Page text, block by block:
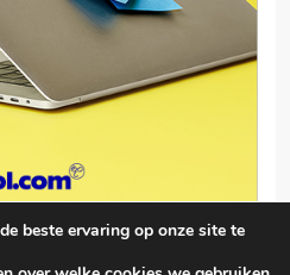
beste ervaring op onze site te